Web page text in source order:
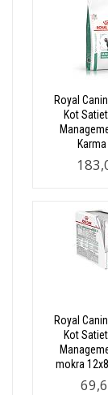
Royal
Kot
Royal
Kot
mokra